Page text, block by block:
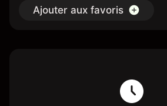
Ajouter aux favoris